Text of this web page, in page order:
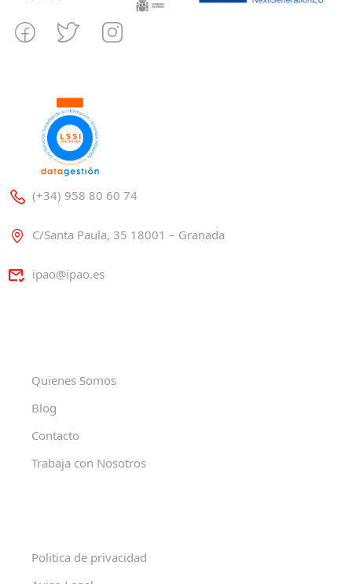
(+34) 958 80 60 74
C/Santa Paula, 35 18001 – Granada
ipao@ipao.es
Quienes Somos
Blog
Contacto
Trabaja con Nosotros
Politica de privacidad